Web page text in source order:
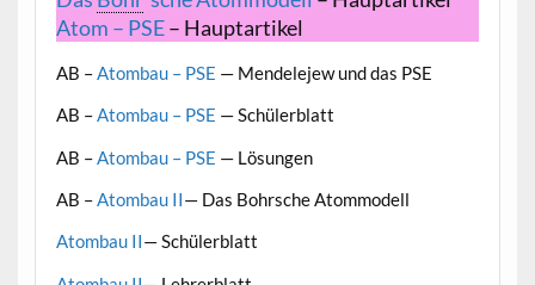
Atom – PSE– Hauptartikel
AB –Atombau – PSE — Mendelejew und das PSE
AB –Atombau – PSE — Schülerblatt
AB – Atombau – PSE — Lösungen
AB –Atombau II— Das Bohrsche Atommodell
Atombau II— Schülerblatt